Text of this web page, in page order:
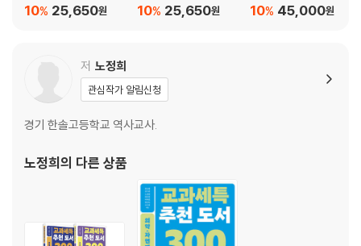
25,650원
10% 25,650원
10%
블
45,000원
10%
저 노정희
관심작가 알림신청
경기 한솔고등학교 역사교사.
노정희의 다른 상품